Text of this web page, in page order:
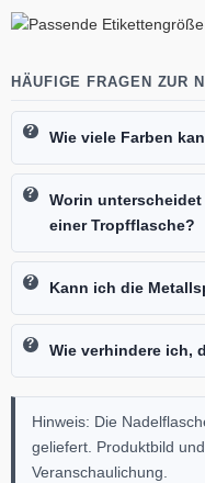
HÄUFIGE FRAGEN ZUR
Wie viele Farben
Worin
einer Tropfflasche?
Kann ich die
Wie verhindere ich,
Hinweis: Die
geliefert. Produktbild
Veranschaulichung.